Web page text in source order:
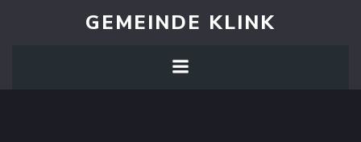
Inhalt
GEMEINDE KLINK